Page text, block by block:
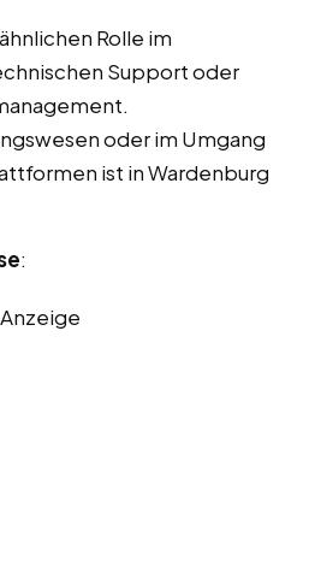
Rolle im
Support oder
oder im Umgang
ist in Wardenburg
:
Anzeige